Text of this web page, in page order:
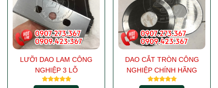
LƯỠI DAO LAM CÔNG
NGHIỆP 3 LỖ
DAO CẮT TRÒN CÔNG
NGHIỆP CHÍNH HÃNG